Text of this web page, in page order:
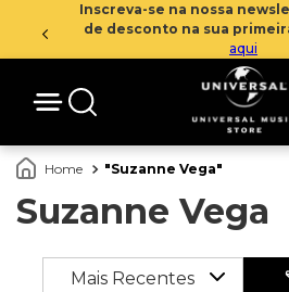
Inscreva-se na nossa
de desconto na sua
aqui
Suzanne Vega
Suzanne Vega
Mais Recentes